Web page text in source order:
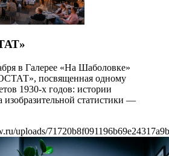
в Галерее «На Шаболовке»
посвященная одному
1930-х годов: истории
изобразительной статистики —
uploads/